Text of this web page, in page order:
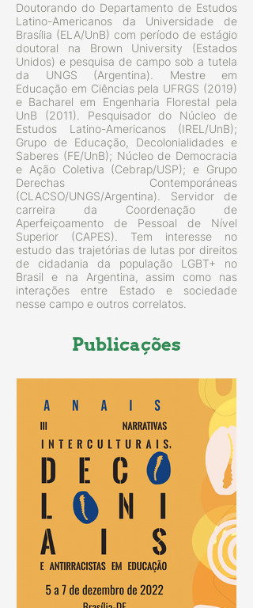
Doutorando do Departamento de Estudos
Latino-Americanos da Universidade de
Brasília (ELA/UnB) com período de estágio
doutoral na Brown University (Estados
Unidos) e pesquisa de campo sob a tutela
da UNGS (Argentina). Mestre em
Educação em Ciências pela UFRGS (2019)
e Bacharel em Engenharia Florestal pela
UnB (2011). Pesquisador do Núcleo de
Estudos Latino-Americanos (IREL/UnB);
Grupo de Educação, Decolonialidades e
Saberes (FE/UnB); Núcleo de Democracia
e Ação Coletiva (Cebrap/USP); e Grupo
Derechas Contemporáneas
(CLACSO/UNGS/Argentina). Servidor de
carreira da Coordenação de
Aperfeiçoamento de Pessoal de Nível
Superior (CAPES). Tem interesse no
estudo das trajetórias de lutas por direitos
de cidadania da população LGBT+ no
Brasil e na Argentina, assim como nas
interações entre Estado e sociedade
nesse campo e outros correlatos.
Publicações